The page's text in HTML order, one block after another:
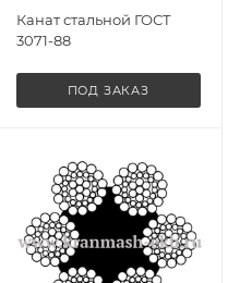
Канат стальной ГОСТ
3071-88
ПОД ЗАКАЗ